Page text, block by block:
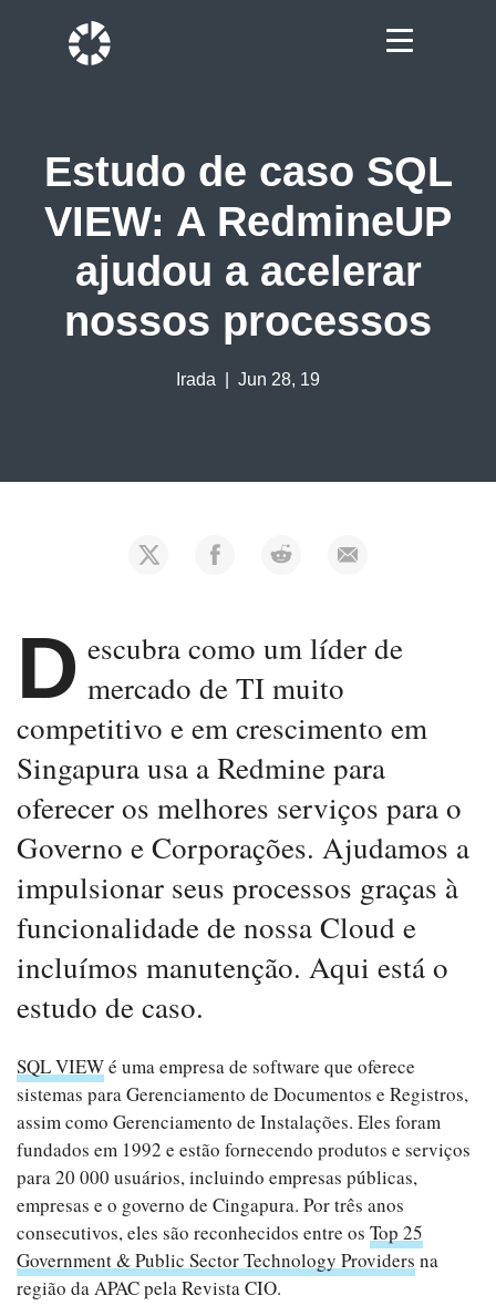
Estudo de caso SQL
VIEW: A RedmineUP
ajudou a acelerar
nossos processos
Irada | Jun 28, 19
D escubra como um líder de
mercado de TI muito
competitivo e em crescimento em
Singapura usa a Redmine para
oferecer os melhores serviços para o
Governo e Corporações. Ajudamos a
impulsionar seus processos graças à
funcionalidade de nossa Cloud e
incluímos manutenção. Aqui está o
estudo de caso.
SQL VIEWé uma empresa de software que oferece
sistemas para Gerenciamento de Documentos e Registros,
assim como Gerenciamento de Instalações. Eles foram
fundados em 1992 e estão fornecendo produtos e serviços
para 20 000 usuários, incluindo empresas públicas,
empresas e o governo de Cingapura. Por três anos
consecutivos, eles são reconhecidos entre os Top 25
Government & Public Sector Technology Providers na
região da APAC pela Revista CIO.